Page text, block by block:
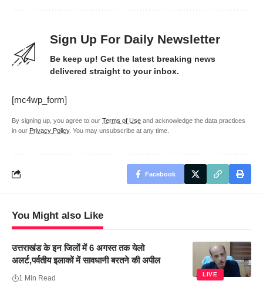
Sign Up For Daily Newsletter
Be keep up! Get the latest breaking news
delivered straight to your inbox.
[mc4wp_form]
By signing up, you agree to our Terms of Use and acknowledge the data practices
in our Privacy Policy. You may unsubscribe at any time.
Facebook
You Might also Like
LIVE
उत्तराखंड के इन जिलों में 6 अगस्त तक येलो
अलर्ट,पर्वतीय इलाकों में सावधानी बरतने की अपील
1 Min Read